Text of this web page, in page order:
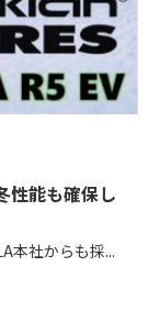
性能も確保し
本社からも採...